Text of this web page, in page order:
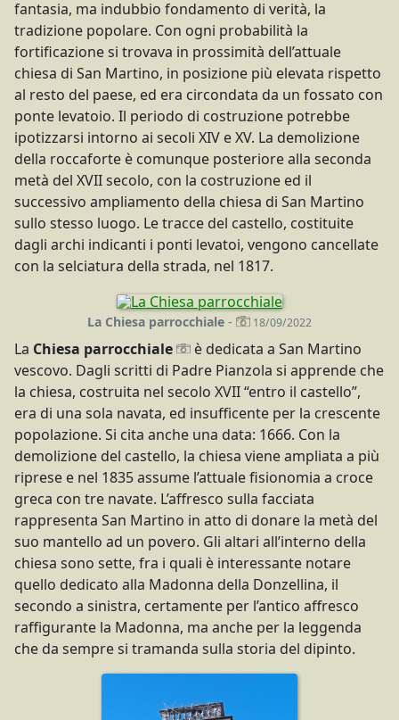
fantasia, ma indubbio fondamento di verità, la
tradizione popolare. Con ogni probabilità la
fortificazione si trovava in prossimità dell’attuale
chiesa di San Martino, in posizione più elevata rispetto
al resto del paese, ed era circondata da un fossato con
ponte levatoio. Il periodo di costruzione potrebbe
ipotizzarsi intorno ai secoli XIV e XV. La demolizione
della roccaforte è comunque posteriore alla seconda
metà del XVII secolo, con la costruzione ed il
successivo ampliamento della chiesa di San Martino
sullo stesso luogo. Le tracce del castello, costituite
dagli archi indicanti i ponti levatoi, vengono cancellate
con la selciatura della strada, nel 1817.
La Chiesa parrocchiale - 18/09/2022
La Chiesa parrocchiale
è dedicata a San Martino
vescovo. Dagli scritti di Padre Pianzola si apprende che
la chiesa, costruita nel secolo XVII “entro il castello”,
era di una sola navata, ed insufficente per la crescente
popolazione. Si cita anche una data: 1666. Con la
demolizione del castello, la chiesa viene ampliata a più
riprese e nel 1835 assume l’attuale fisionomia a croce
greca con tre navate. L’affresco sulla facciata
rappresenta San Martino in atto di donare la metà del
suo mantello ad un povero. Gli altari all’interno della
chiesa sono sette, fra i quali è interessante notare
quello dedicato alla Madonna della Donzellina, il
secondo a sinistra, certamente per l’antico affresco
raffigurante la Madonna, ma anche per la leggenda
che da sempre si tramanda sulla storia del dipinto.